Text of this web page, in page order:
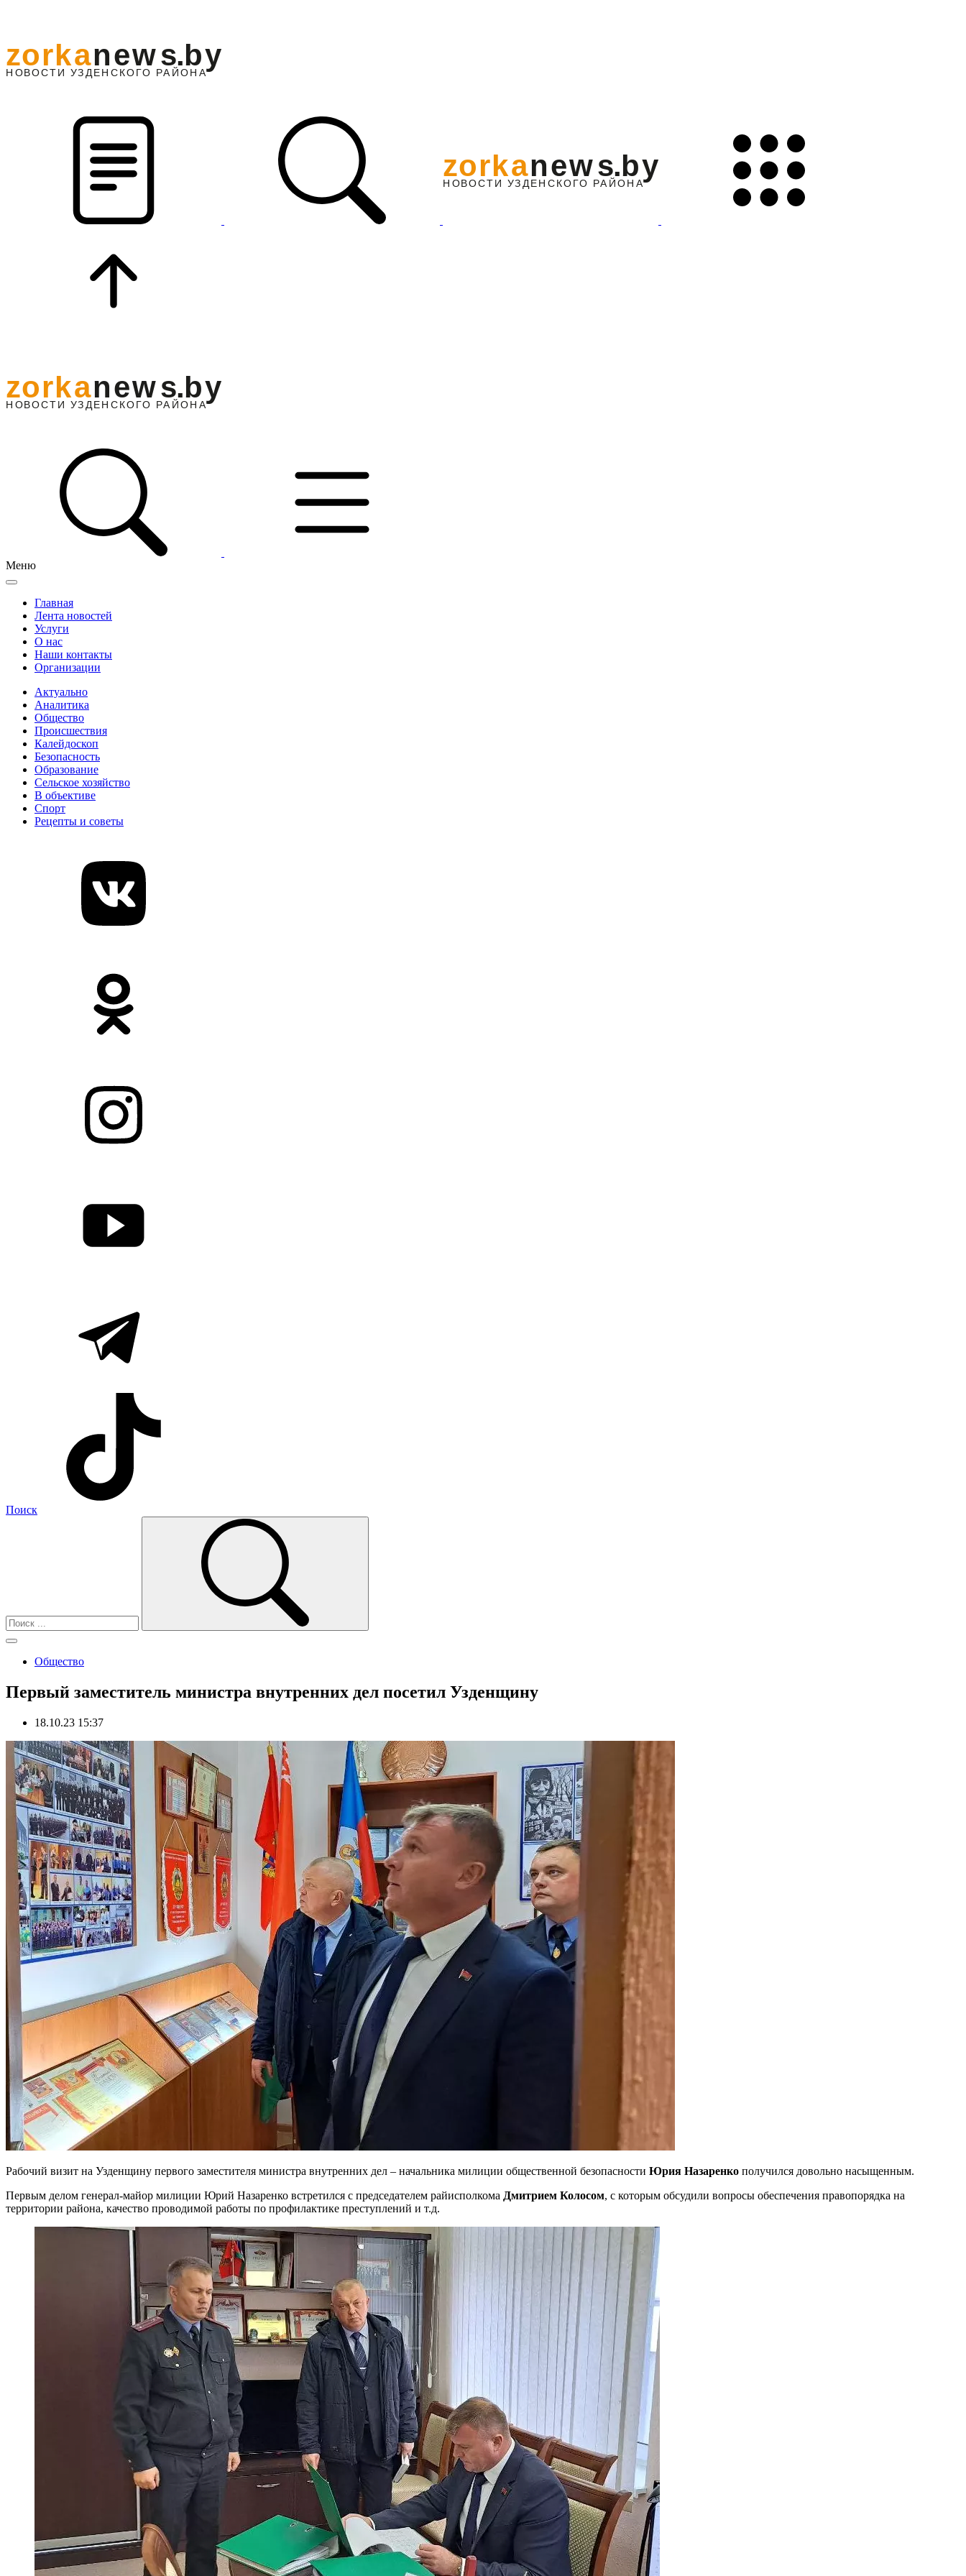
НО ВОСТИ УЗДЕНС КО ГО РАЙОНА
zorkanews.by
Меню
Главная
Лента новостей
Услуги
О нас
Наши контакты
Организации
Актуально
Аналитика
Общество
Происшествия
Калейдоскоп
Безопасность
Образование
Сельское хозяйство
В объективе
Спорт
Рецепты и советы
Поиск
Общество
Первый заместитель министра внутренних дел посетил Узденщину
18.10.23 15:37
Рабочий визит на Узденщину первого заместителя министра внутренних дел – начальника милиции общественной безопасности Юрия Назаренко получился довольно насыщенным.
Первым делом генерал-майор милиции Юрий Назаренко встретился с председателем райисполкома Дмитрием Колосом, с которым обсудили вопросы обеспечения правопорядка на
территории района, качество проводимой работы по профилактике преступлений и т.д.